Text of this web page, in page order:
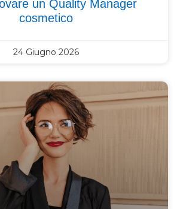
un Quality Manager
cosmetico
24 Giugno 2026